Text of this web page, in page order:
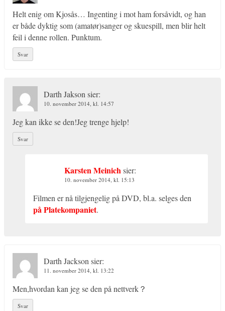
Helt enig om Kjosås… Ingenting i mot ham forsåvidt, og han
er både dyktig som (amatør)sanger og skuespill, men blir helt
feil i denne rollen. Punktum.
Svar
Darth Jakson sier:
10. november 2014, kl. 14:57
Jeg kan ikke se den!Jeg trenge hjelp!
Svar
Karsten Meinich sier:
10. november 2014, kl. 15:13
Filmen er nå tilgjengelig på DVD, bl.a. selges den
på Platekompaniet.
Darth Jackson sier:
11. november 2014, kl. 13:22
Men,hvordan kan jeg se den på nettverk？
Svar